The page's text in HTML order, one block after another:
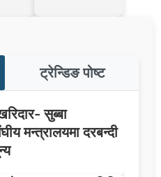
ट्रेन्डिङ पोष्ट
सुब्बा
मन्त्रालयमा दरबन्दी